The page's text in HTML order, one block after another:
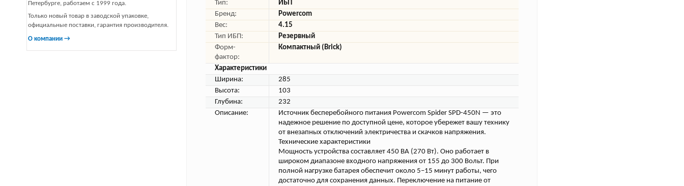
Петербурге, работаем с 1999 года.
Только новый товар в заводской упаковке,
официальные поставки, гарантия производителя.
О компании →
Тип:
ИБП
Бренд:
Powercom
Вес:
4.15
Тип ИБП:
Резервный
Форм-
фактор:
Компактный (Brick)
Характеристики
Ширина:
285
Высота:
103
Глубина:
232
Описание:
Источник бесперебойного питания Powercom Spider SPD-450N — это
надежное решение по доступной цене, которое убережет вашу технику
от внезапных отключений электричества и скачков напряжения.
Технические характеристики
Мощность устройства составляет 450 ВА (270 Вт). Оно работает в
широком диапазоне входного напряжения от 155 до 300 Вольт. При
полной нагрузке батарея обеспечит около 5–15 минут работы, чего
достаточно для сохранения данных. Переключение на питание от